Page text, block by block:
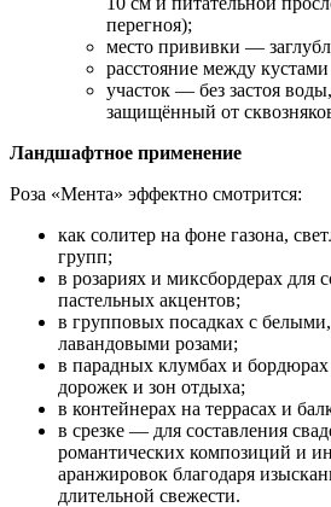
перегноя);
место прививки —
расстояние между
участок — без застоя
защищённый от
Ландшафтное применение
Роза «Мента» эффектно смотрится:
как солитер на фоне газона,
групп;
в розариях и миксбордерах для
пастельных акцентов;
в групповых посадках с
лавандовыми розами;
в парадных клумбах и
дорожек и зон отдыха;
в контейнерах на террасах и
в срезке — для составления
романтических композиций и
аранжировок благодаря
длительной свежести.